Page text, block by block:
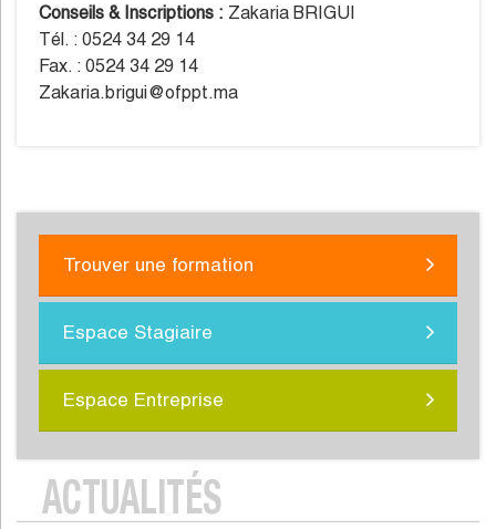
Conseils & Inscriptions : Zakaria BRIGUI
Tél. : 0524 34 29 14
Fax. : 0524 34 29 14
Zakaria.brigui@ofppt.ma
Trouver une formation
Espace Stagiaire
Espace Entreprise
ACTUALITÉS